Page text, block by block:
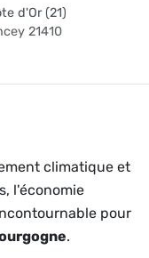
d'Or (21)
21410
climatique et
l'économie
pour
.